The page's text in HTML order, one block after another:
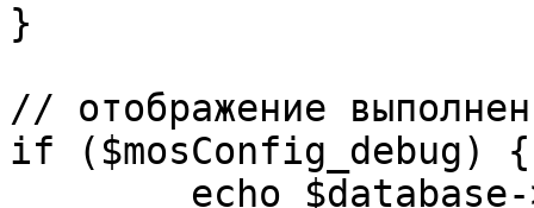
}
// отображение
if ($mosConfig_debug) {